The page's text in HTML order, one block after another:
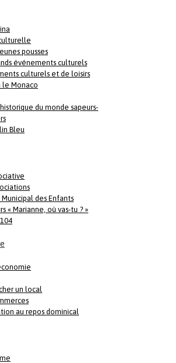
pousses
événements culturels
culturels et de loisirs
le Monaco
du monde sapeurs-
Bleu
des Enfants
« Marianne, où vas-tu ? »
un local
au repos dominical